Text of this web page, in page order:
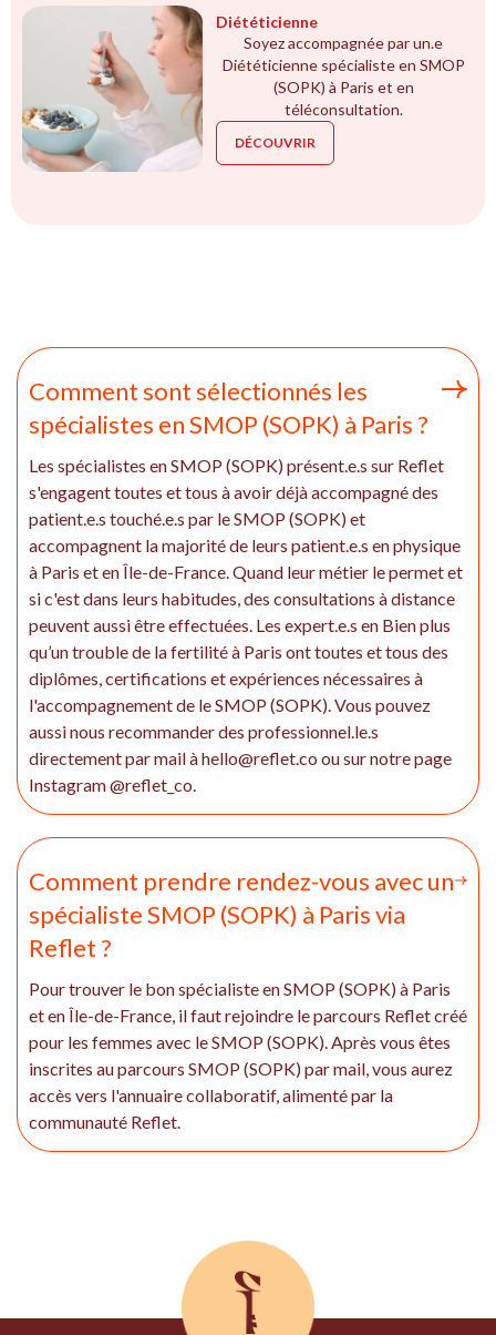
Diététicienne
Soyez accompagnée par un.e
Diététicienne spécialiste en SMOP
(SOPK) à Paris et en
téléconsultation.
DÉCOUVRIR
Comment sont sélectionnés les
spécialistes en SMOP (SOPK) à Paris ?
Les spécialistes en SMOP (SOPK) présent.e.s sur Reflet
s'engagent toutes et tous à avoir déjà accompagné des
patient.e.s touché.e.s par le SMOP (SOPK) et
accompagnent la majorité de leurs patient.e.s en physique
à Paris et en Île-de-France. Quand leur métier le permet et
si c'est dans leurs habitudes, des consultations à distance
peuvent aussi être effectuées. Les expert.e.s en Bien plus
qu’un trouble de la fertilité à Paris ont toutes et tous des
diplômes, certifications et expériences nécessaires à
l'accompagnement de le SMOP (SOPK). Vous pouvez
aussi nous recommander des professionnel.le.s
directement par mail à hello@reflet.co ou sur notre page
Instagram @reflet_co.
Comment prendre rendez-vous avec un
spécialiste SMOP (SOPK) à Paris via
Reflet ?
Pour trouver le bon spécialiste en SMOP (SOPK) à Paris
et en Île-de-France, il faut rejoindre le parcours Reflet créé
pour les femmes avec le SMOP (SOPK). Après vous êtes
inscrites au parcours SMOP (SOPK) par mail, vous aurez
accès vers l'annuaire collaboratif, alimenté par la
communauté Reflet.